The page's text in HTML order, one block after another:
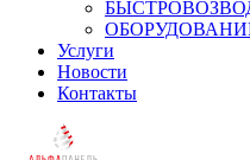
Услуги
Новости
Контакты